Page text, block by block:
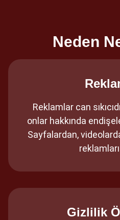
Neden
Reklamlar can
onlar hakkında
Sayfalardan,
reklamları
Gizlilik